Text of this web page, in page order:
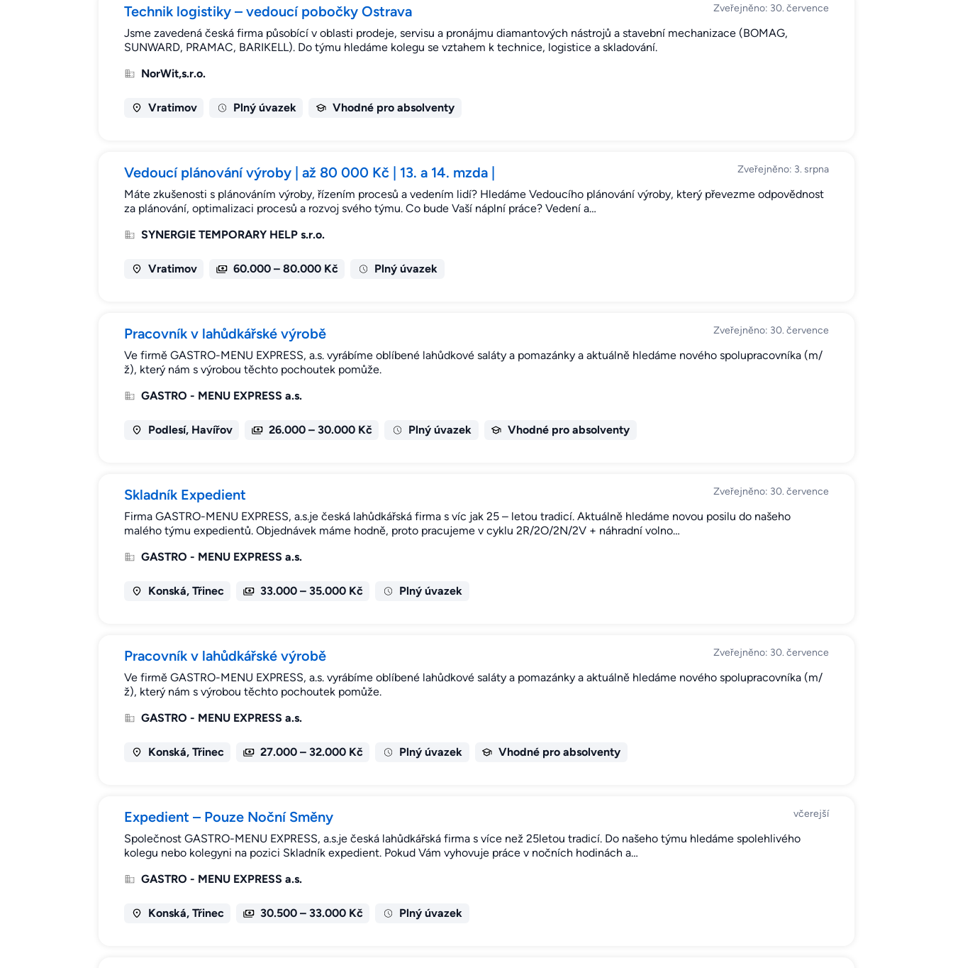
Technik logistiky – vedoucí pobočky Ostrava Zveřejněno: 30. července
Jsme zavedená česká firma působící v oblasti prodeje, servisu a pronájmu diamantových nástrojů a stavební mechanizace (BOMAG,
SUNWARD, PRAMAC, BARIKELL). Do týmu hledáme kolegu se vztahem k technice, logistice a skladování.
NorWit,s.r.o.
Vratimov Plný úvazek Vhodné pro absolventy
Vedoucí plánování výroby | až 80 000 Kč | 13. a 14. mzda | Zveřejněno: 3. srpna
Máte zkušenosti s plánováním výroby, řízením procesů a vedením lidí? Hledáme Vedoucího plánování výroby, který převezme odpovědnost
za plánování, optimalizaci procesů a rozvoj svého týmu. Co bude Vaší náplní práce? Vedení a…
SYNERGIE TEMPORARY HELP s.r.o.
Vratimov 60.000 – 80.000 Kč Plný úvazek
Pracovník v lahůdkářské výrobě Zveřejněno: 30. července
Ve firmě GASTRO-MENU EXPRESS, a.s. vyrábíme oblíbené lahůdkové saláty a pomazánky a aktuálně hledáme nového spolupracovníka (m/
ž), který nám s výrobou těchto pochoutek pomůže.
GASTRO - MENU EXPRESS a.s.
Podlesí, Havířov 26.000 – 30.000 Kč Plný úvazek Vhodné pro absolventy
Skladník Expedient Zveřejněno: 30. července
Firma GASTRO-MENU EXPRESS, a.s.je česká lahůdkářská firma s víc jak 25 – letou tradicí. Aktuálně hledáme novou posilu do našeho
malého týmu expedientů. Objednávek máme hodně, proto pracujeme v cyklu 2R/2O/2N/2V + náhradní volno…
GASTRO - MENU EXPRESS a.s.
Konská, Třinec 33.000 – 35.000 Kč Plný úvazek
Pracovník v lahůdkářské výrobě Zveřejněno: 30. července
Ve firmě GASTRO-MENU EXPRESS, a.s. vyrábíme oblíbené lahůdkové saláty a pomazánky a aktuálně hledáme nového spolupracovníka (m/
ž), který nám s výrobou těchto pochoutek pomůže.
GASTRO - MENU EXPRESS a.s.
Konská, Třinec 27.000 – 32.000 Kč Plný úvazek Vhodné pro absolventy
Expedient – Pouze Noční Směny včerejší
Společnost GASTRO-MENU EXPRESS, a.s.je česká lahůdkářská firma s více než 25letou tradicí. Do našeho týmu hledáme spolehlivého
kolegu nebo kolegyni na pozici Skladník expedient. Pokud Vám vyhovuje práce v nočních hodinách a…
GASTRO - MENU EXPRESS a.s.
Konská, Třinec 30.500 – 33.000 Kč Plný úvazek